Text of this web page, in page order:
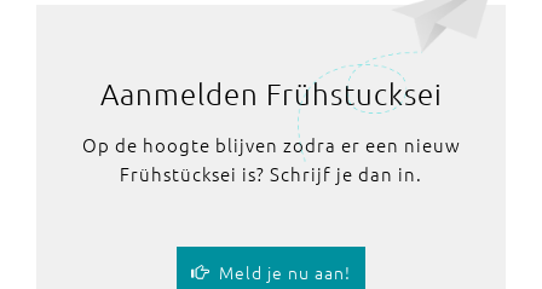
Aanmelden Frühstucksei
Op de hoogte blijven zodra er een nieuw
Frühstücksei is? Schrijf je dan in.
Meld je nu aan!